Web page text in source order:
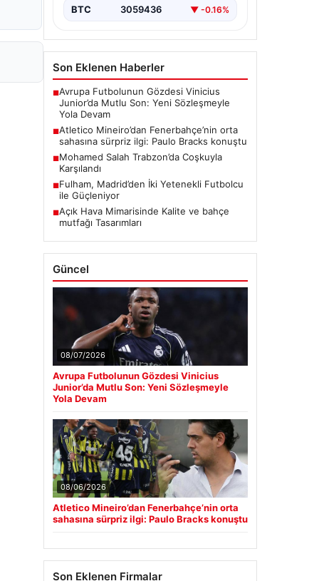
BTC 3059436 ▼ -0.16%
Son Eklenen Haberler
■Avrupa Futbolunun Gözdesi Vinicius
Junior’da Mutlu Son: Yeni Sözleşmeyle
Yola Devam
■Atletico Mineiro’dan Fenerbahçe’nin orta
sahasına sürpriz ilgi: Paulo Bracks konuştu
■Mohamed Salah Trabzon’da Coşkuyla
Karşılandı
■Fulham, Madrid’den İki Yetenekli Futbolcu
ile Güçleniyor
■Açık Hava Mimarisinde Kalite ve bahçe
mutfağı Tasarımları
Güncel
08/07/2026
Avrupa Futbolunun Gözdesi Vinicius
Junior’da Mutlu Son: Yeni Sözleşmeyle
Yola Devam
08/06/2026
Atletico Mineiro’dan Fenerbahçe’nin orta
sahasına sürpriz ilgi: Paulo Bracks konuştu
Son Eklenen Firmalar